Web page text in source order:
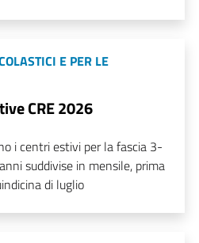
E PER LE
CRE 2026
i centri estivi per la fascia 3-
suddivise in mensile, prima
di luglio